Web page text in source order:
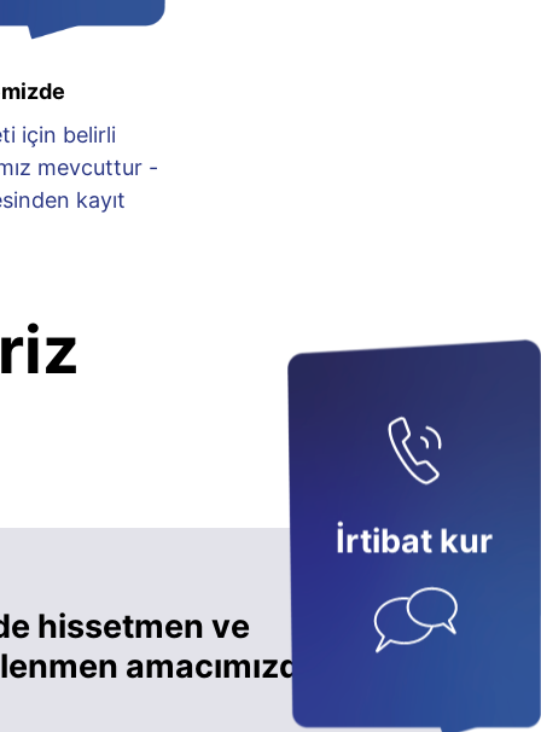
İrtibat kur
için belirli
mevcuttur -
kayıt
hissetmen ve
amacımızdır.